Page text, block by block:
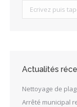
Search:
Actualités
Nettoyage de
Arrêté municipal